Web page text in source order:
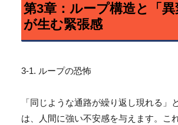
第3章：ループ構造と「異
が生む緊張感
3-1. ループの恐怖
「同じような通路が繰り返し現れる」
は、
人間に強い不安感を与えます。こ